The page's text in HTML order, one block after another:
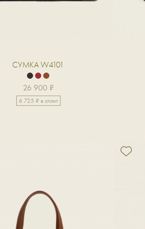
СУМКА W4101
26 900 ₽
6 725 ₽ в сплит